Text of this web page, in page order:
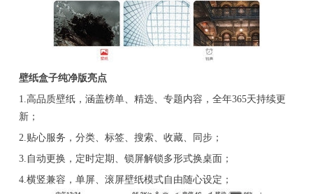
壁纸盒子纯净版亮点
1.高品质壁纸，涵盖榜单、精选、专题内容，全年365天持续更
新；
2.贴心服务，分类、标签、搜索、收藏、同步；
3.自动更换，定时定期、锁屏解锁多形式换桌面；
4.横竖兼容，单屏、滚屏壁纸模式自由随心设定；